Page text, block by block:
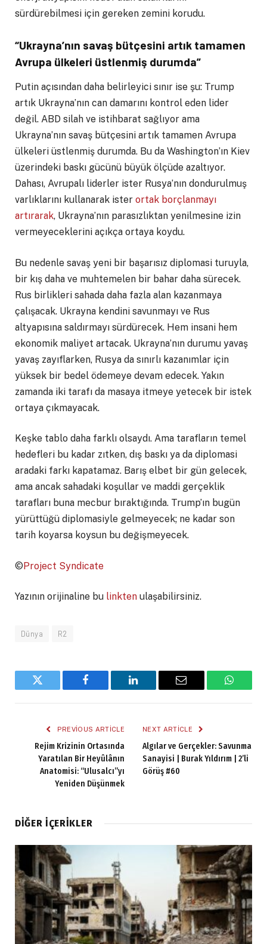
sürdürebilmesi için gereken zemini korudu.
“Ukrayna’nın savaş bütçesini artık tamamen
Avrupa ülkeleri üstlenmiş durumda”
Putin açısından daha belirleyici sınır ise şu: Trump
artık Ukrayna’nın can damarını kontrol eden lider
değil. ABD silah ve istihbarat sağlıyor ama
Ukrayna’nın savaş bütçesini artık tamamen Avrupa
ülkeleri üstlenmiş durumda. Bu da Washington’ın Kiev
üzerindeki baskı gücünü büyük ölçüde azaltıyor.
Dahası, Avrupalı liderler ister Rusya’nın dondurulmuş
varlıklarını kullanarak ister ortak borçlanmayı
artırarak, Ukrayna’nın parasızlıktan yenilmesine izin
vermeyeceklerini açıkça ortaya koydu.
Bu nedenle savaş yeni bir başarısız diplomasi turuyla,
bir kış daha ve muhtemelen bir bahar daha sürecek.
Rus birlikleri sahada daha fazla alan kazanmaya
çalışacak. Ukrayna kendini savunmayı ve Rus
altyapısına saldırmayı sürdürecek. Hem insani hem
ekonomik maliyet artacak. Ukrayna’nın durumu yavaş
yavaş zayıflarken, Rusya da sınırlı kazanımlar için
yüksek bir bedel ödemeye devam edecek. Yakın
zamanda iki tarafı da masaya itmeye yetecek bir istek
ortaya çıkmayacak.
Keşke tablo daha farklı olsaydı. Ama tarafların temel
hedefleri bu kadar zıtken, dış baskı ya da diplomasi
aradaki farkı kapatamaz. Barış elbet bir gün gelecek,
ama ancak sahadaki koşullar ve maddi gerçeklik
tarafları buna mecbur bıraktığında. Trump’ın bugün
yürüttüğü diplomasiyle gelmeyecek; ne kadar son
tarih koyarsa koysun bu değişmeyecek.
©Project Syndicate
Yazının orijinaline bu linkten ulaşabilirsiniz.
Dünya R2
Twitter Facebook LinkedIn Email
PREVIOUS ARTICLE
Rejim Krizinin Ortasında
Yaratılan Bir Heyûlânın
Anatomisi: “Ulusalcı”yı
Yeniden Düşünmek
NEXT ARTICLE
Algılar ve Gerçekler: Savunma
Sanayisi | Burak Yıldırım | 2’li
Görüş #60
DIĞER İÇERIKLER